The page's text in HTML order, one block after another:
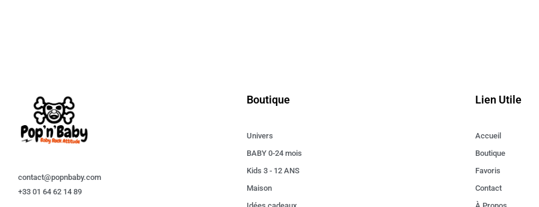
contact@popnbaby.com
+33 01 64 62 14 89
Boutique
Univers
BABY 0-24 mois
Kids 3 - 12 ANS
Maison
Lien Utile
Accueil
Boutique
Favoris
Contact